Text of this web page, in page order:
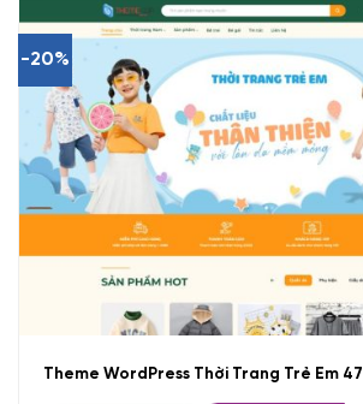
-20%
Theme WordPress Thời Trang Trẻ Em 47